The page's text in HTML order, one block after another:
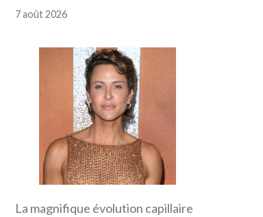
7 août 2026
La magnifique évolution capillaire